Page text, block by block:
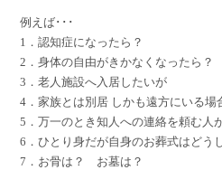
例えば･･･
1．認知症になったら？
2．身体の自由がきかなくなったら？
3．老人施設へ入居したいが
4．家族とは別居 しかも遠方にいる場
5．万一のとき知人への連絡を頼む人
6．ひとり身だが自身のお葬式はどう
7．お骨は？ お墓は？